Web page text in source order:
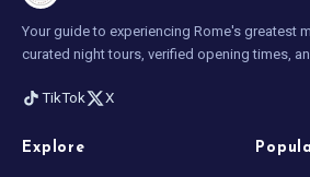
Your guide to experiencing Rome's greatest
curated night tours, verified opening times,
TikTok X
Explore